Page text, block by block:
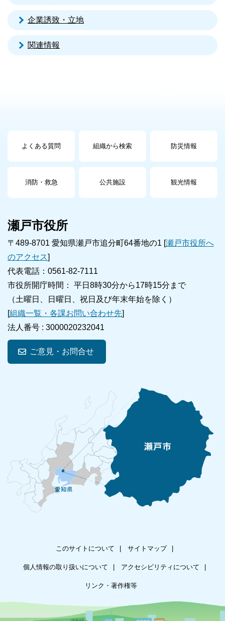
企業誘致・立地
関連情報
よくある質問 組織から検索 防災情報
消防・救急 公共施設 観光情報
瀬戸市役所
〒489-8701 愛知県瀬戸市追分町64番地の1 [瀬戸市役所へ
のアクセス]
代表電話：0561-82-7111
市役所開庁時間： 平日8時30分から17時15分まで
（土曜日、日曜日、祝日及び年末年始を除く）
[組織一覧・各課お問い合わせ先]
法人番号 : 3000020232041
ご意見・お問合せ
このサイトについて サイトマップ
個人情報の取り扱いについて アクセシビリティについて
リンク・著作権等